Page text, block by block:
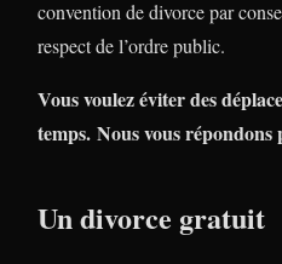
convention de divorce par
respect de l’ordre public.
Vous voulez éviter des
temps. Nous vous répondons
Un divorce gratuit